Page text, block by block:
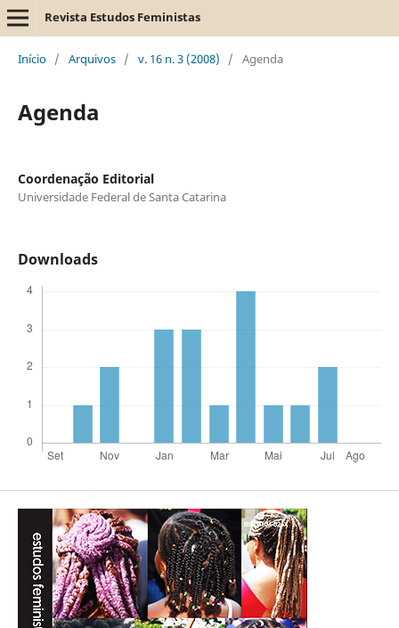
Revista Estudos Feministas
Início / Arquivos / v. 16 n. 3 (2008) / Agenda
Agenda
Coordenação Editorial
Universidade Federal de Santa Catarina
Downloads